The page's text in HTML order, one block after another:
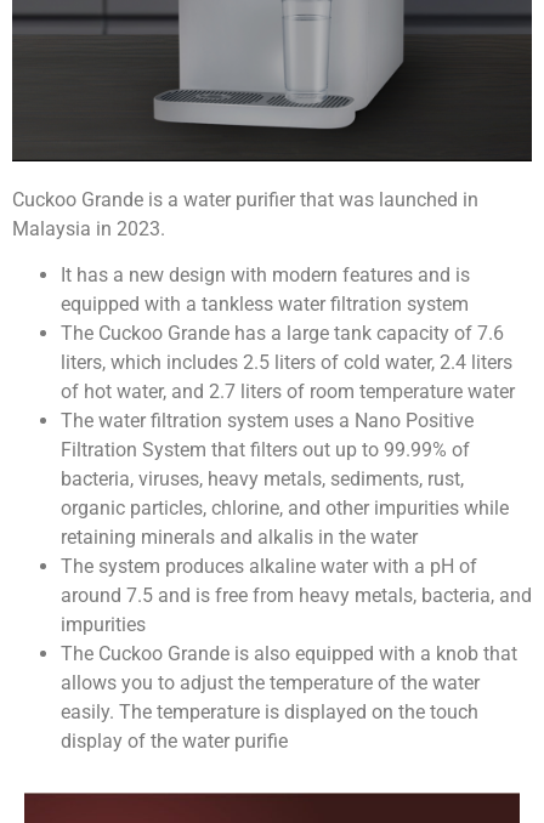
Cuckoo Grande is a water purifier that was launched in
Malaysia in 2023.
It has a new design with modern features and is
equipped with a tankless water filtration system
The Cuckoo Grande has a large tank capacity of 7.6
liters, which includes 2.5 liters of cold water, 2.4 liters
of hot water, and 2.7 liters of room temperature water
The water filtration system uses a Nano Positive
Filtration System that filters out up to 99.99% of
bacteria, viruses, heavy metals, sediments, rust,
organic particles, chlorine, and other impurities while
retaining minerals and alkalis in the water
The system produces alkaline water with a pH of
around 7.5 and is free from heavy metals, bacteria, and
impurities
The Cuckoo Grande is also equipped with a knob that
allows you to adjust the temperature of the water
easily. The temperature is displayed on the touch
display of the water purifie